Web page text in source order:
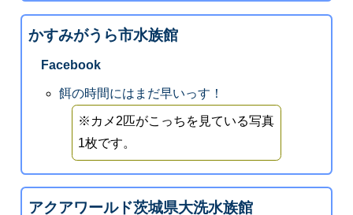
かすみがうら市水族館
Facebook
餌の時間にはまだ早いっす！
※カメ2匹がこっちを見ている写真
1枚です。
アクアワールド茨城県大洗水族館